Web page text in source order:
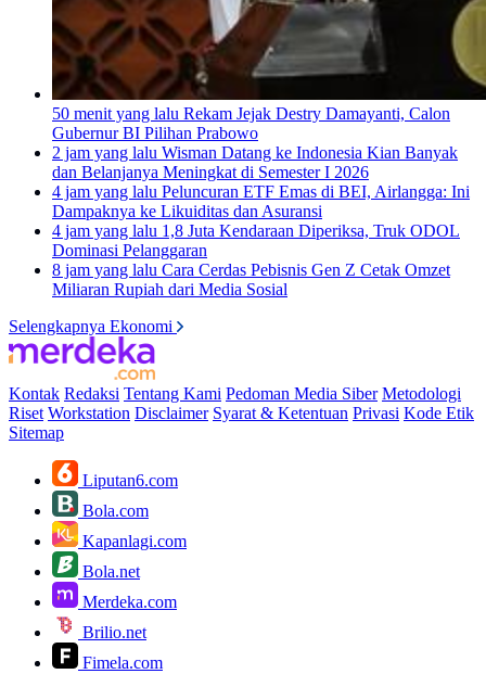
50 menit yang lalu Rekam Jejak Destry Damayanti, Calon
Gubernur BI Pilihan Prabowo
2 jam yang lalu Wisman Datang ke Indonesia Kian Banyak
dan Belanjanya Meningkat di Semester I 2026
4 jam yang lalu Peluncuran ETF Emas di BEI, Airlangga: Ini
Dampaknya ke Likuiditas dan Asuransi
4 jam yang lalu 1,8 Juta Kendaraan Diperiksa, Truk ODOL
Dominasi Pelanggaran
8 jam yang lalu Cara Cerdas Pebisnis Gen Z Cetak Omzet
Miliaran Rupiah dari Media Sosial
Selengkapnya Ekonomi
Kontak Redaksi Tentang Kami Pedoman Media Siber Metodologi
Riset Workstation Disclaimer Syarat & Ketentuan Privasi Kode Etik
Sitemap
Liputan6.com
Bola.com
Kapanlagi.com
Bola.net
Merdeka.com
Brilio.net
Fimela.com